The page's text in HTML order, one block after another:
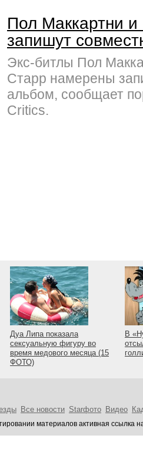
Пол Маккартни
запишут
Экс-битлы Пол
Старр намерены
альбом, сообщает
Critics.
Дуа Липа показала
сексуальную фигуру во
время медового месяца (15
ФОТО)
В
Все новости Starфото Видео
материалов активная ссылка